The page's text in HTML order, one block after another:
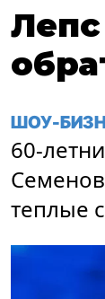
ШОУ-
60-
теплые